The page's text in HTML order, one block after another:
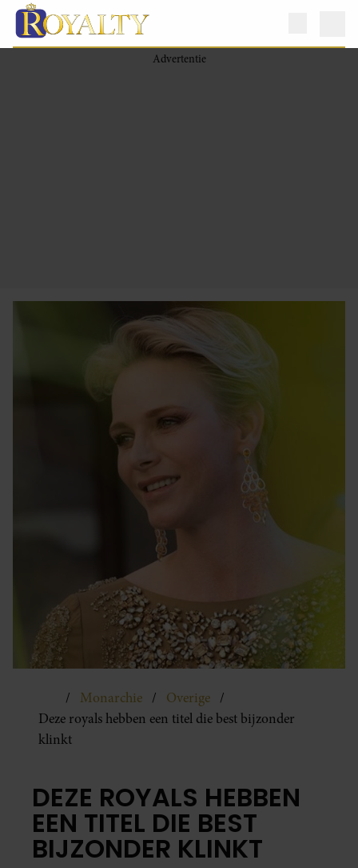
Monarchie
Overige
Deze royals hebben een titel die best bijzonder
klinkt
DEZE ROYALS HEBBEN
EEN TITEL DIE BEST
BIJZONDER KLINKT